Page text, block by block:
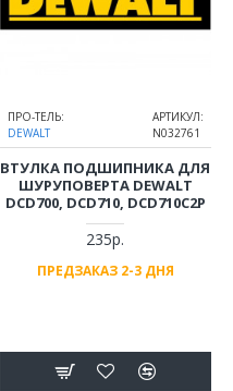
ПРО-ТЕЛЬ:
DEWALT
АРТИКУЛ:
N032761
ВТУЛКА ПОДШИПНИКА ДЛЯ
ШУРУПОВЕРТА DEWALT
DCD700, DCD710, DCD710C2P
235р.
ПРЕДЗАКАЗ 2-3 ДНЯ